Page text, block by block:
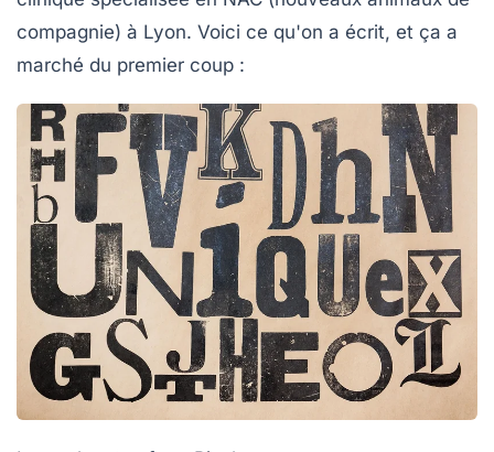
compagnie) à Lyon. Voici ce qu'on a écrit, et ça a
marché du premier coup :